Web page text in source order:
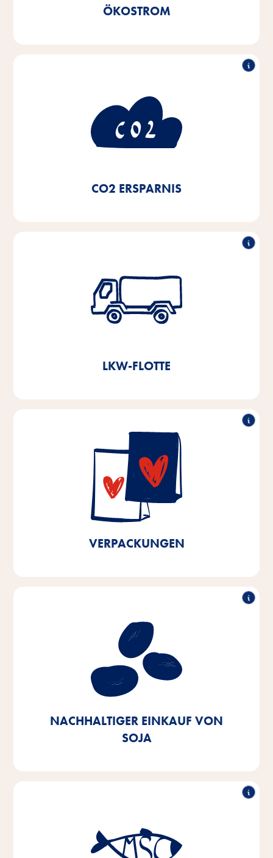
ÖKOSTROM
CO2 ERSPARNIS
50% weniger CO
Durch die Nutzung von Ökostrom und die Umstellung
auf Nahwärmsysteme und Brennwertkessel unserer
Heizungseinrichtungen sowie den Einsatz von LED-
LKW-FLOTTE
Reduktion der LKW-Flotte
um 50%
Durch die Errichtung eines voll automatisierten
VERPACKUNGEN
90% recyclingfähig
In unseren Produktionsstätten in Bremen und
Niedersachen verwenden wir schon zu über 90%
recyclingfähige Verpackungen. Bis 2025 streben wir
100% recyclingfähige Verpackungen der in Bremen
und Niedersachsen produzierten Produkte sowie
eine Kunststoffreduktion um 10% an.
NACHHALTIGER EINKAUF VON
SOJA
Nachhaltiger Einkauf von Soja
Unser Ziel ist es, Soja aus europäischem Ursprung
oder zertifizierten Quellen zu beziehen. Bis 2025
wollen wir dies zu 100% erreicht haben – heute
Nachhaltiger Einkauf von Fisch
Bis 2025 streben wir an, die Fisch- und